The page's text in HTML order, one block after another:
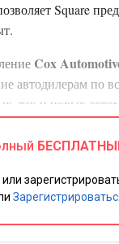
Square
Cox
автодилерам по
так и новых
определить, что
таким образом,
важные для